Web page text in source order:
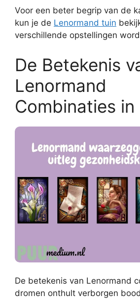
Voor een beter begrip van de
kun je de Lenormand tuin
verschillende opstellingen
De Betekenis
Lenormand
Combinaties in
De betekenis van Lenormand
dromen onthult verborgen